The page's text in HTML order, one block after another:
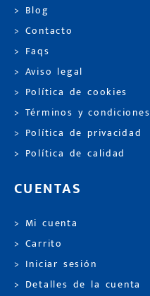
> Blog
> Contacto
> Faqs
> Aviso legal
> Política de cookies
> Términos y condiciones
> Política de privacidad
> Política de calidad
CUENTAS
> Mi cuenta
> Carrito
> Iniciar sesión
> Detalles de la cuenta